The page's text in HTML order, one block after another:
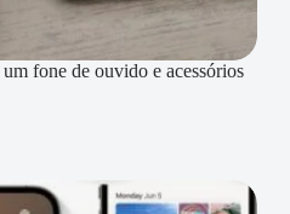
fone de ouvido e acessórios